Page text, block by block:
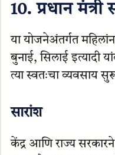
10. प्रधान मंत्री
या योजनेअंतर्गत
बुनाई, सिलाई इत्यादी
त्या स्वतःचा व्यवसाय
सारांश
केंद्र आणि राज्य सरकारने